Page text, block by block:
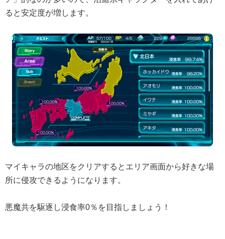
ると安定度が増します。
マイキャラの地区をクリアするとエリア画面から好きな場
所に侵攻できるようになります。
悪魔共を駆逐し浸食率0％を目指しましょう！